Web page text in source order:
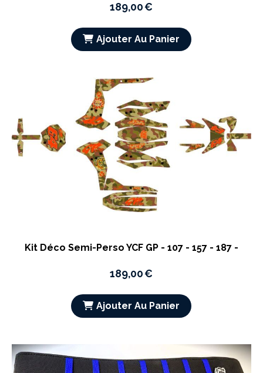
189,00€
Ajouter Au Panier
Kit Déco Semi-Perso YCF GP - 107 - 157 - 187 -
189,00€
Ajouter Au Panier